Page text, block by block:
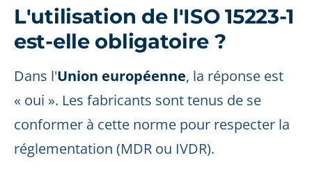
L'utilisation de l'ISO 15223-1
est-elle obligatoire ?
Dans l'Union européenne, la réponse est
« oui ». Les fabricants sont tenus de se
conformer à cette norme pour respecter la
réglementation (MDR ou IVDR).